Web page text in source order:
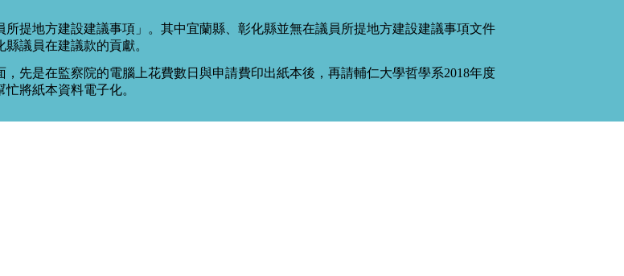
所提地方建設建議事項」。其中宜蘭縣、彰化縣並無在議員所提地方建設建議事項文件
議員在建議款的貢獻。
先是在監察院的電腦上花費數日與申請費印出紙本後，再請輔仁大學哲學系2018年度
將紙本資料電子化。